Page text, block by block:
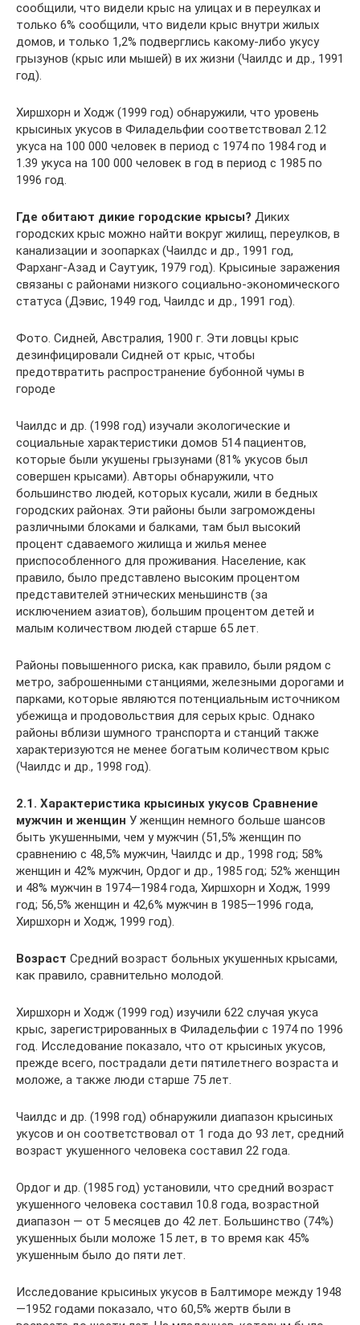
сообщили, что видели крыс на улицах и в переулках и
только 6% сообщили, что видели крыс внутри жилых
домов, и только 1,2% подверглись какому-либо укусу
грызунов (крыс или мышей) в их жизни (Чаилдс и др., 1991
год).
Хиршхорн и Ходж (1999 год) обнаружили, что уровень
крысиных укусов в Филадельфии соответствовал 2.12
укуса на 100 000 человек в период с 1974 по 1984 год и
1.39 укуса на 100 000 человек в год в период с 1985 по
1996 год.
Где обитают дикие городские крысы? Диких
городских крыс можно найти вокруг жилищ, переулков, в
канализации и зоопарках (Чаилдс и др., 1991 год,
Фарханг-Азад и Саутуик, 1979 год). Крысиные заражения
связаны с районами низкого социально-экономического
статуса (Дэвис, 1949 год, Чаилдс и др., 1991 год).
Фото. Сидней, Австралия, 1900 г. Эти ловцы крыс
дезинфицировали Сидней от крыс, чтобы
предотвратить распространение бубонной чумы в
городе
Чаилдс и др. (1998 год) изучали экологические и
социальные характеристики домов 514 пациентов,
которые были укушены грызунами (81% укусов был
совершен крысами). Авторы обнаружили, что
большинство людей, которых кусали, жили в бедных
городских районах. Эти районы были загромождены
различными блоками и балками, там был высокий
процент сдаваемого жилища и жилья менее
приспособленного для проживания. Население, как
правило, было представлено высоким процентом
представителей этнических меньшинств (за
исключением азиатов), большим процентом детей и
малым количеством людей старше 65 лет.
Районы повышенного риска, как правило, были рядом с
метро, заброшенными станциями, железными дорогами и
парками, которые являются потенциальным источником
убежища и продовольствия для серых крыс. Однако
районы вблизи шумного транспорта и станций также
характеризуются не менее богатым количеством крыс
(Чаилдс и др., 1998 год).
2.1. Характеристика крысиных укусов Сравнение
мужчин и женщин У женщин немного больше шансов
быть укушенными, чем у мужчин (51,5% женщин по
сравнению с 48,5% мужчин, Чаилдс и др., 1998 год; 58%
женщин и 42% мужчин, Ордог и др., 1985 год; 52% женщин
и 48% мужчин в 1974—1984 года, Хиршхорн и Ходж, 1999
год; 56,5% женщин и 42,6% мужчин в 1985—1996 года,
Хиршхорн и Ходж, 1999 год).
Возраст Средний возраст больных укушенных крысами,
как правило, сравнительно молодой.
Хиршхорн и Ходж (1999 год) изучили 622 случая укуса
крыс, зарегистрированных в Филадельфии с 1974 по 1996
год. Исследование показало, что от крысиных укусов,
прежде всего, пострадали дети пятилетнего возраста и
моложе, а также люди старше 75 лет.
Чаилдс и др. (1998 год) обнаружили диапазон крысиных
укусов и он соответствовал от 1 года до 93 лет, средний
возраст укушенного человека составил 22 года.
Ордог и др. (1985 год) установили, что средний возраст
укушенного человека составил 10.8 года, возрастной
диапазон — от 5 месяцев до 42 лет. Большинство (74%)
укушенных были моложе 15 лет, в то время как 45%
укушенным было до пяти лет.
Исследование крысиных укусов в Балтиморе между 1948
—1952 годами показало, что 60,5% жертв были в